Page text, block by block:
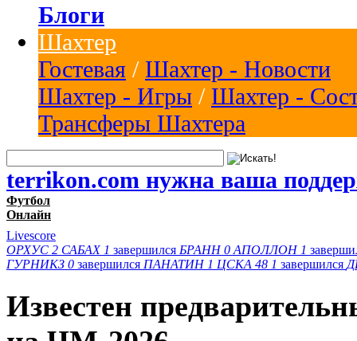
Блоги
Шахтер
Гостевая / Шахтер - Новости
Шахтер - Игры / Шахтер -
Трансферы Шахтера
terrikon.com нужна ваша
Футбол
Онлайн
Livescore
ОРХУС 2 САБАХ 1 завершился БРАНН 0 АПОЛЛОН 1
ГУРНИКЗ 0 завершился ПАНАТИН 1 ЦСКА 48 1 завершился
Известен